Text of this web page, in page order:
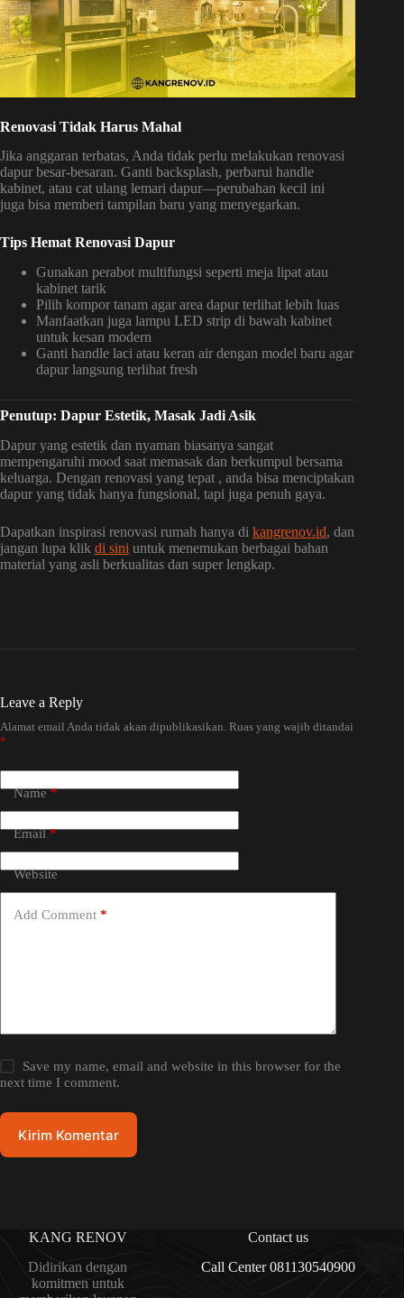
Renovasi Tidak Harus Mahal
Jika anggaran terbatas, Anda tidak perlu melakukan renovasi
dapur besar-besaran. Ganti backsplash, perbarui handle
kabinet, atau cat ulang lemari dapur—perubahan kecil ini
juga bisa memberi tampilan baru yang menyegarkan.
Tips Hemat Renovasi Dapur
Gunakan perabot multifungsi seperti meja lipat atau
kabinet tarik
Pilih kompor tanam agar area dapur terlihat lebih luas
Manfaatkan juga lampu LED strip di bawah kabinet
untuk kesan modern
Ganti handle laci atau keran air dengan model baru agar
dapur langsung terlihat fresh
Penutup: Dapur Estetik, Masak Jadi Asik
Dapur yang estetik dan nyaman biasanya sangat
mempengaruhi mood saat memasak dan berkumpul bersama
keluarga. Dengan renovasi yang tepat , anda bisa menciptakan
dapur yang tidak hanya fungsional, tapi juga penuh gaya.
Dapatkan inspirasi renovasi rumah hanya di kangrenov.id, dan
jangan lupa klik di sini untuk menemukan berbagai bahan
material yang asli berkualitas dan super lengkap.
Leave a Reply
Alamat email Anda tidak akan dipublikasikan. Ruas yang wajib ditandai
*
Name*
Email*
Website
Add Comment *
Save my name, email and website in this browser for the
next time I comment.
Kirim Komentar
KANG RENOV
Didirikan dengan
komitmen untuk
Contact us
Call Center 081130540900